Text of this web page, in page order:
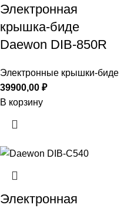
Электронная
крышка-биде
Daewon DIB-850R
Электронные крышки-биде
39900,00 ₽
В корзину
Электронная